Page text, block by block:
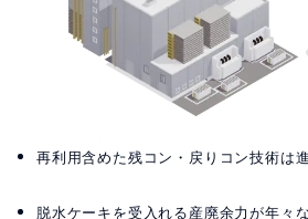
再利用含めた残コン・戻りコン技術は
脱水ケーキを受入れる産廃余力が年々